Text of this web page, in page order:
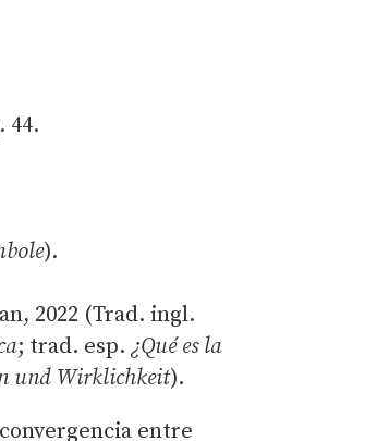
44.
).
2022 (Trad. ingl.
; trad. esp. ¿Qué es la
und Wirklichkeit).
entre